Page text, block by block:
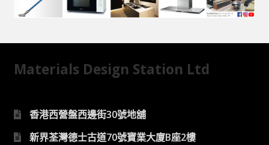
Materials Design Station Ltd
香港西營盤西邊街30號地舖
新界荃灣德士古道70號寶業大廈B座2樓